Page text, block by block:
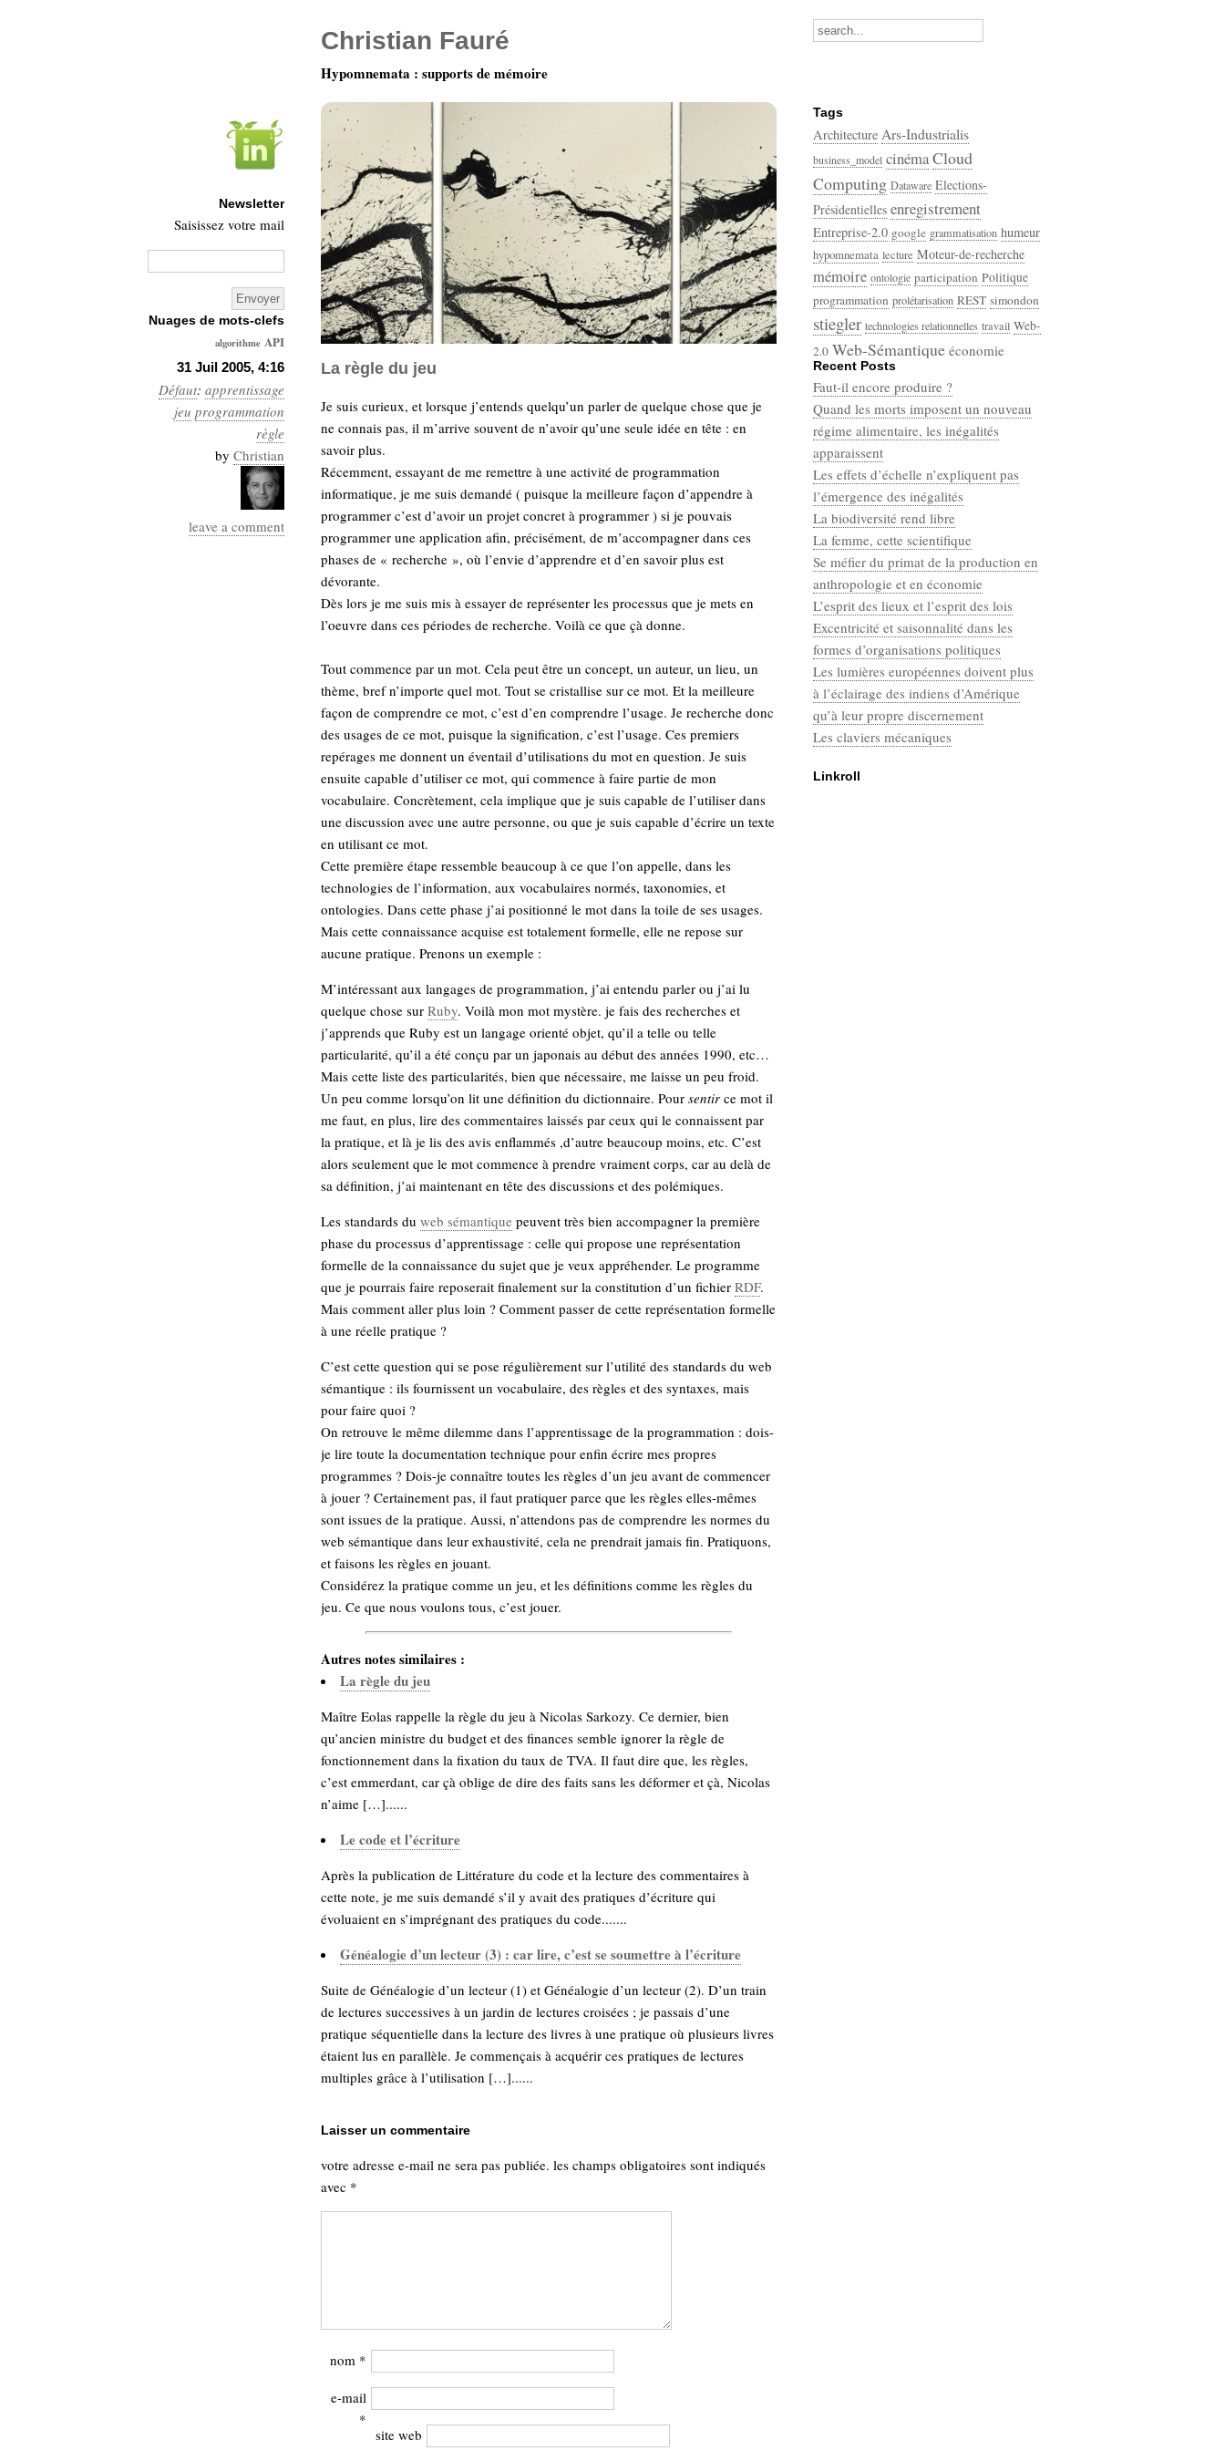
31 Juil 2005, 4:16
Défaut: apprentissage
jeu programmation
règle
by Christian
leave a comment
La règle du jeu
Je suis curieux, et lorsque j’entends quelqu’un parler de quelque chose que je
ne connais pas, il m’arrive souvent de n’avoir qu’une seule idée en tête : en
savoir plus.
Récemment, essayant de me remettre à une activité de programmation
informatique, je me suis demandé ( puisque la meilleure façon d’appendre à
programmer c’est d’avoir un projet concret à programmer ) si je pouvais
programmer une application afin, précisément, de m’accompagner dans ces
phases de « recherche », où l’envie d’apprendre et d’en savoir plus est
dévorante.
Dès lors je me suis mis à essayer de représenter les processus que je mets en
l’oeuvre dans ces périodes de recherche. Voilà ce que çà donne.
Tout commence par un mot. Cela peut être un concept, un auteur, un lieu, un
thème, bref n’importe quel mot. Tout se cristallise sur ce mot. Et la meilleure
façon de comprendre ce mot, c’est d’en comprendre l’usage. Je recherche donc
des usages de ce mot, puisque la signification, c’est l’usage. Ces premiers
repérages me donnent un éventail d’utilisations du mot en question. Je suis
ensuite capable d’utiliser ce mot, qui commence à faire partie de mon
vocabulaire. Concrètement, cela implique que je suis capable de l’utiliser dans
une discussion avec une autre personne, ou que je suis capable d’écrire un texte
en utilisant ce mot.
Cette première étape ressemble beaucoup à ce que l’on appelle, dans les
technologies de l’information, aux vocabulaires normés, taxonomies, et
ontologies. Dans cette phase j’ai positionné le mot dans la toile de ses usages.
Mais cette connaissance acquise est totalement formelle, elle ne repose sur
aucune pratique. Prenons un exemple :
M’intéressant aux langages de programmation, j’ai entendu parler ou j’ai lu
quelque chose sur Ruby. Voilà mon mot mystère. je fais des recherches et
j’apprends que Ruby est un langage orienté objet, qu’il a telle ou telle
particularité, qu’il a été conçu par un japonais au début des années 1990, etc…
Mais cette liste des particularités, bien que nécessaire, me laisse un peu froid.
Un peu comme lorsqu’on lit une définition du dictionnaire. Pour sentir ce mot il
me faut, en plus, lire des commentaires laissés par ceux qui le connaissent par
la pratique, et là je lis des avis enflammés ,d’autre beaucoup moins, etc. C’est
alors seulement que le mot commence à prendre vraiment corps, car au delà de
sa définition, j’ai maintenant en tête des discussions et des polémiques.
Les standards du web sémantique peuvent très bien accompagner la première
phase du processus d’apprentissage : celle qui propose une représentation
formelle de la connaissance du sujet que je veux appréhender. Le programme
que je pourrais faire reposerait finalement sur la constitution d’un fichier RDF.
Mais comment aller plus loin ? Comment passer de cette représentation formelle
à une réelle pratique ?
C’est cette question qui se pose régulièrement sur l’utilité des standards du web
sémantique : ils fournissent un vocabulaire, des règles et des syntaxes, mais
pour faire quoi ?
On retrouve le même dilemme dans l’apprentissage de la programmation : dois-
je lire toute la documentation technique pour enfin écrire mes propres
programmes ? Dois-je connaître toutes les règles d’un jeu avant de commencer
à jouer ? Certainement pas, il faut pratiquer parce que les règles elles-mêmes
sont issues de la pratique. Aussi, n’attendons pas de comprendre les normes du
web sémantique dans leur exhaustivité, cela ne prendrait jamais fin. Pratiquons,
et faisons les règles en jouant.
Considérez la pratique comme un jeu, et les définitions comme les règles du
jeu. Ce que nous voulons tous, c’est jouer.
Autres notes similaires :
La règle du jeu
Maître Eolas rappelle la règle du jeu à Nicolas Sarkozy. Ce dernier, bien
qu’ancien ministre du budget et des finances semble ignorer la règle de
fonctionnement dans la fixation du taux de TVA. Il faut dire que, les règles,
c’est emmerdant, car çà oblige de dire des faits sans les déformer et çà, Nicolas
n’aime […]......
Le code et l’écriture
Après la publication de Littérature du code et la lecture des commentaires à
cette note, je me suis demandé s’il y avait des pratiques d’écriture qui
évoluaient en s’imprégnant des pratiques du code.......
Généalogie d’un lecteur (3) : car lire, c’est se soumettre à l’écriture
Suite de Généalogie d’un lecteur (1) et Généalogie d’un lecteur (2). D’un train
de lectures successives à un jardin de lectures croisées ; je passais d’une
pratique séquentielle dans la lecture des livres à une pratique où plusieurs livres
étaient lus en parallèle. Je commençais à acquérir ces pratiques de lectures
multiples grâce à l’utilisation […]......
Laisser un commentaire
votre adresse e-mail ne sera pas publiée. les champs obligatoires sont indiqués
avec *
nom *
e-mail
*
site web
Recent Posts
Faut-il encore produire ?
Quand les morts imposent un nouveau
régime alimentaire, les inégalités
apparaissent
Les effets d’échelle n’expliquent pas
l’émergence des inégalités
La biodiversité rend libre
La femme, cette scientifique
Se méfier du primat de la production en
anthropologie et en économie
L’esprit des lieux et l’esprit des lois
Excentricité et saisonnalité dans les
formes d’organisations politiques
Les lumières européennes doivent plus
à l’éclairage des indiens d’Amérique
qu’à leur propre discernement
Les claviers mécaniques
Linkroll
Christian Fauré
Hypomnemata : supports de mémoire
Newsletter
Saisissez votre mail
Nuages de mots-clefs
algorithme API
Architecture
Ars-
Industrialis
business_model
cinéma
Cloud
Tags
Architecture Ars-Industrialis
business_model cinémaCloud
Computing Dataware Elections-
Présidentielles enregistrement
Entreprise-2.0 google grammatisation humeur
hypomnemata lecture Moteur-de-recherche
mémoire ontologie participation Politique
programmation prolétarisation REST simondon
stiegler technologies relationnelles travail Web-
2.0 Web-Sémantique économie
écriture
Categories
Défaut